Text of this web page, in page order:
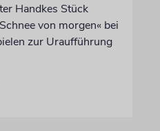
Handkes Stück
von morgen« bei
zur Uraufführung